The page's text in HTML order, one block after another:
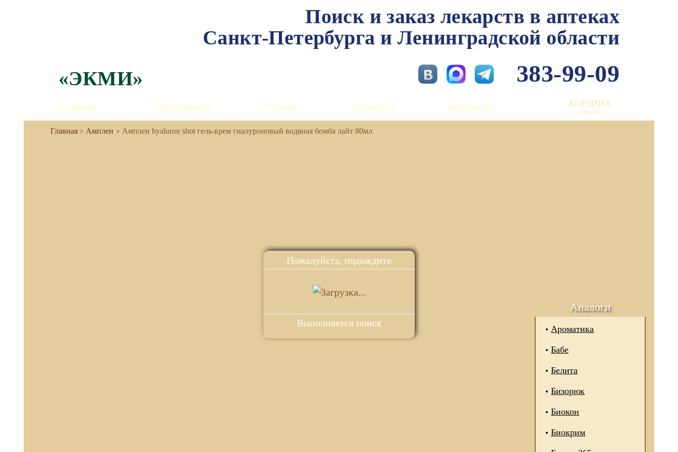
Пожалуйста, подождите
Выполняется поиск
Поиск и заказ лекарств в аптеках
Санкт-Петербурга и Ленинградской области
383-99-09
«ЭКМИ»
Главная Программы Аптекам Клиенты Контакты КОРЗИНА
Пуста
Амплен Амплен hyaluron shot гель-крем гиалуроновый водяная бомба лайт 80мл
Аналоги
Ароматика
Бабе
Белита
Бизорюк
Биокон
Биокрим